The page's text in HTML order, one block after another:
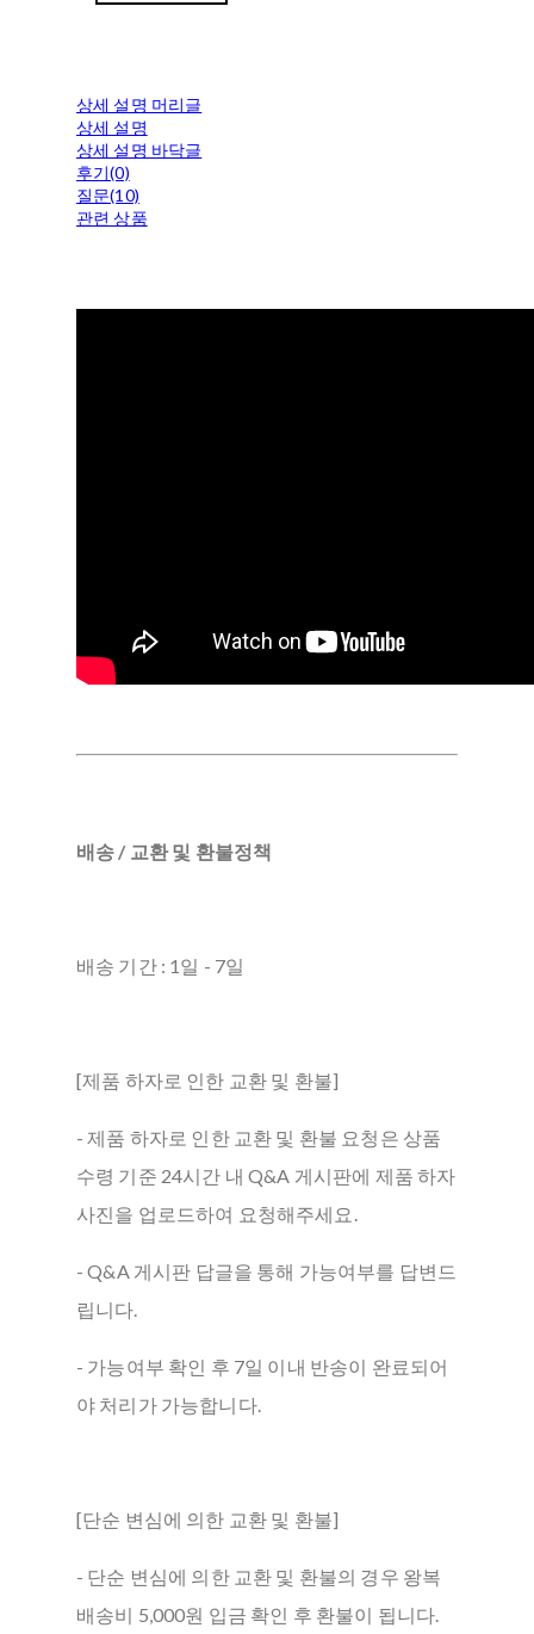
상세 설명 머리글
상세 설명
상세 설명 바닥글
후기(0)
질문(10)
관련 상품
배송 / 교환 및 환불정책
배송 기간 : 1일 - 7일
[제품 하자로 인한 교환 및 환불]
- 제품 하자로 인한 교환 및 환불 요청은 상품
수령 기준 24시간 내 Q&A 게시판에 제품 하자
사진을 업로드하여 요청해주세요.
- Q&A 게시판 답글을 통해 가능여부를 답변드
립니다.
- 가능여부 확인 후 7일 이내 반송이 완료되어
야 처리가 가능합니다.
[단순 변심에 의한 교환 및 환불]
- 단순 변심에 의한 교환 및 환불의 경우 왕복
배송비 5,000원 입금 확인 후 환불이 됩니다.